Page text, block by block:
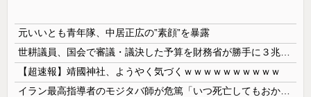
元いいとも青年隊、中居正広の”素顔”を暴露
【超速報】靖國神社、ようやく気づくｗｗｗｗｗｗｗｗｗｗ